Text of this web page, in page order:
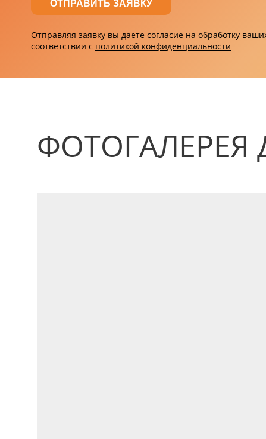
Отправляя заявку вы даете согласие на обработку
соответствии с политикой конфиденциальности
ФОТОГАЛЕРЕЯ